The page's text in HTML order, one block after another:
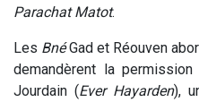
Parachat Matot.
Les BnéGad et Réouven
demandèrent la
Jourdain (Ever Hayarden),